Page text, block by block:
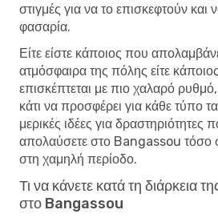
στιγμές για να το επισκεφτούν
φασαρία.
Είτε είστε κάποιος που
ατμόσφαιρα της πόλης είτε
επισκέπτεται με πιο χαλαρό
κάτι να προσφέρει για κάθε τύπο
μερικές ιδέες για δραστηριότητες
απολαύσετε στο Bangassou τόσο
στη χαμηλή περίοδο.
Τι να κάνετε κατά τη διάρκεια
στο Bangassou